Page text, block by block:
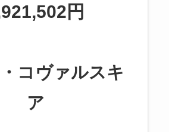
円
コヴァルスキ
ア